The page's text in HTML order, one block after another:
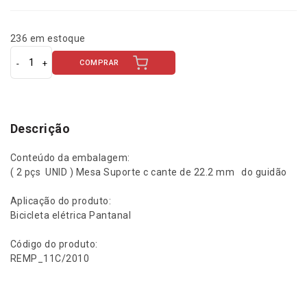
236 em estoque
M
e
S
p
o
t
e
o
g
COMPRAR
Descrição
Conteúdo da embalagem:
( 2 pçs UNID ) Mesa Suporte c cante de 22.2 mm do guidão
Aplicação do produto:
Bicicleta elétrica Pantanal
Código do produto:
REMP_11C/2010